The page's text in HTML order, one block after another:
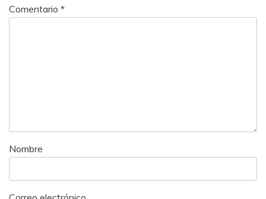
Comentario *
Nombre